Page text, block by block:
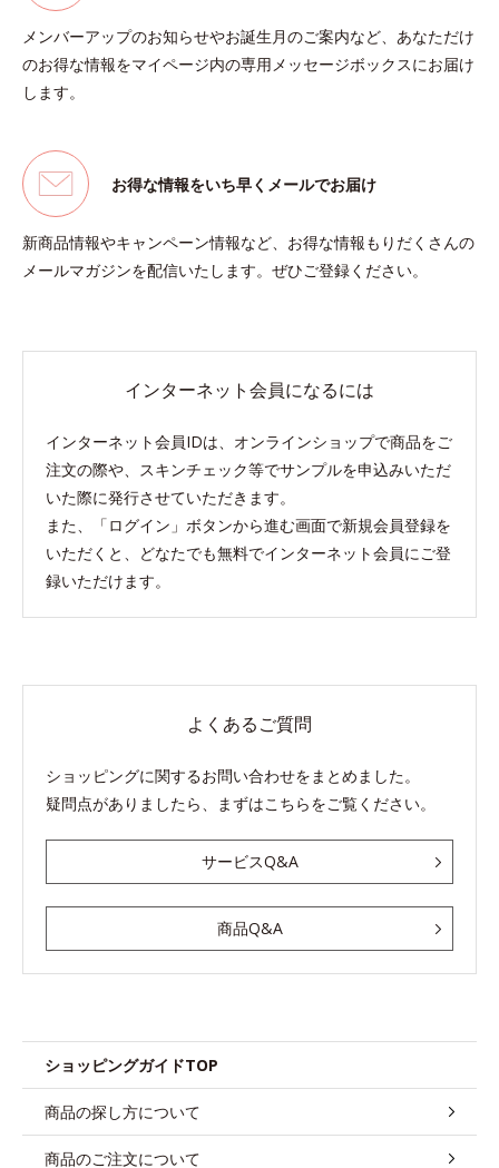
メンバーアップのお知らせやお誕生月のご案内など、あなただけ
のお得な情報をマイページ内の専用メッセージボックスにお届け
します。
お得な情報をいち早くメールでお届け
新商品情報やキャンペーン情報など、お得な情報もりだくさんの
メールマガジンを配信いたします。ぜひご登録ください。
インターネット会員になるには
インターネット会員IDは、オンラインショップで商品をご
注文の際や、スキンチェック等でサンプルを申込みいただ
いた際に発行させていただきます。
また、「ログイン」ボタンから進む画面で新規会員登録を
いただくと、どなたでも無料でインターネット会員にご登
録いただけます。
よくあるご質問
ショッピングに関するお問い合わせをまとめました。
疑問点がありましたら、まずはこちらをご覧ください。
サービスQ&A
商品Q&A
ショッピングガイドTOP
商品の探し方について
商品のご注文について